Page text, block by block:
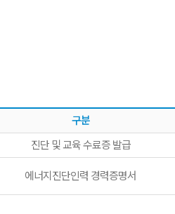
구분
진단 및 교육 수료증 발급
에너지진단인력 경력증명서